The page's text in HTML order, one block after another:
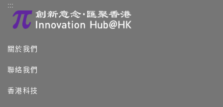
:::
關於我們
聯絡我們
香港科技